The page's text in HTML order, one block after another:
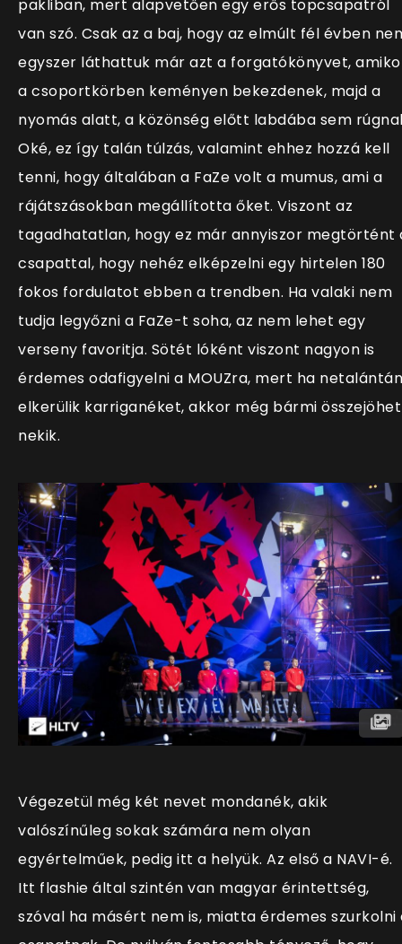
pakliban, mert alapvetően egy erős topcsapatról
van szó. Csak az a baj, hogy az elmúlt fél évben
egyszer láthattuk már azt a forgatókönyvet,
a csoportkörben keményen bekezdenek, majd a
nyomás alatt, a közönség előtt labdába sem
Oké, ez így talán túlzás, valamint ehhez hozzá kell
tenni, hogy általában a FaZe volt a mumus, ami a
rájátszásokban megállította őket. Viszont az
tagadhatatlan, hogy ez már annyiszor megtörtént
csapattal, hogy nehéz elképzelni egy hirtelen 180
fokos fordulatot ebben a trendben. Ha valaki nem
tudja legyőzni a FaZe-t soha, az nem lehet egy
verseny favoritja. Sötét lóként viszont nagyon is
érdemes odafigyelni a MOUZra, mert ha netalántán
elkerülik karriganéket, akkor még bármi összejöhet
nekik.
Végezetül még két nevet mondanék, akik
valószínűleg sokak számára nem olyan
egyértelműek, pedig itt a helyük. Az első a NAVI-é.
Itt flashie által szintén van magyar érintettség,
szóval ha másért nem is, miatta érdemes szurkolni